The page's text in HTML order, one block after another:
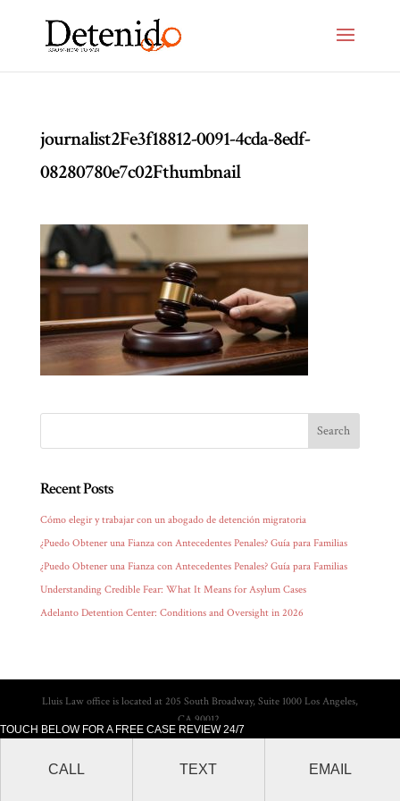
TOUCH BELOW FOR A FREE CASE REVIEW 24/7
CALL TEXT EMAIL
journalist2Fe3f18812-0091-4cda-8edf-
08280780e7c02Fthumbnail
Recent Posts
Cómo elegir y trabajar con un abogado de detención migratoria
¿Puedo Obtener una Fianza con Antecedentes Penales? Guía para Familias
¿Puedo Obtener una Fianza con Antecedentes Penales? Guía para Familias
Understanding Credible Fear: What It Means for Asylum Cases
Adelanto Detention Center: Conditions and Oversight in 2026
Lluis Law office is located at 205 South Broadway, Suite 1000 Los Angeles,
CA 90012.